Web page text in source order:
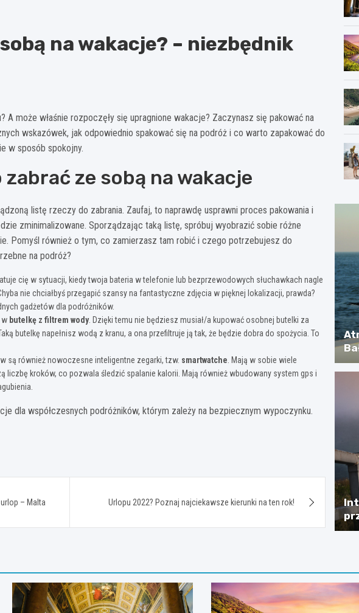
na wakacje? – niezbędnik
A może właśnie rozpoczęły się upragnione wakacje? Zaczynasz się pakować na
wskazówek, jak odpowiednio spakować się na podróż i co warto zapakować do
w sposób spokojny.
ze sobą na wakacje
listę rzeczy do zabrania. Zaufaj, to naprawdę usprawni proces pakowania i
zminimalizowane. Sporządzając taką listę, spróbuj wyobrazić sobie różne
Pomyśl również o tym, co zamierzasz tam robić i czego potrzebujesz do
na podróż?
cię w sytuacji, kiedy twoja bateria w telefonie lub bezprzewodowych słuchawkach nagle
nie chciałbyś przegapić szansy na fantastyczne zdjęcia w pięknej lokalizacji, prawda?
gadżetów dla podróżników.
w butelkę z filtrem wody. Dzięki temu nie będziesz musiał/a kupować osobnej butelki za
butelkę napełnisz wodą z kranu, a ona przefiltruje ją tak, że będzie dobra do spożycia. To
są również nowoczesne inteligentne zegarki, tzw. smartwatche . Mają w sobie wiele
liczbę kroków, co pozwala śledzić spalanie kalorii. Mają również wbudowany system gps i
dla współczesnych podróżników, którym zależy na bezpiecznym wypoczynku.
– Malta Urlopu 2022? Poznaj najciekawsze kierunki na ten rok!